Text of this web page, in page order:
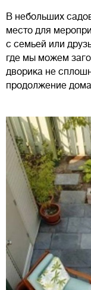
В небольших
место для
с семьей или
где мы можем
дворика не
продолжение